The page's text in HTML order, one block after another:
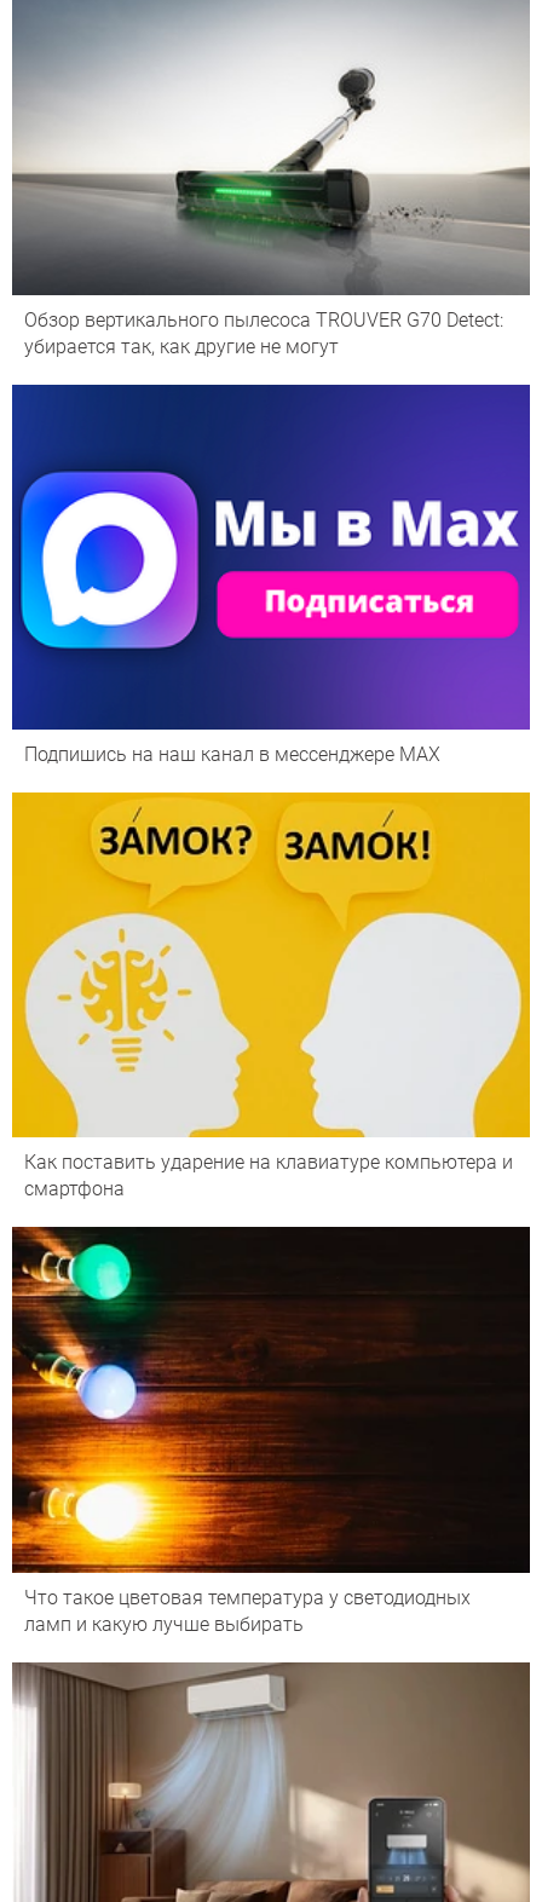
Обзор вертикального пылесоса TROUVER G70 Detect:
убирается так, как другие не могут
Подпишись на наш канал в мессенджере МАХ
Как поставить ударение на клавиатуре компьютера и
смартфона
Что такое цветовая температура у светодиодных
ламп и какую лучше выбирать